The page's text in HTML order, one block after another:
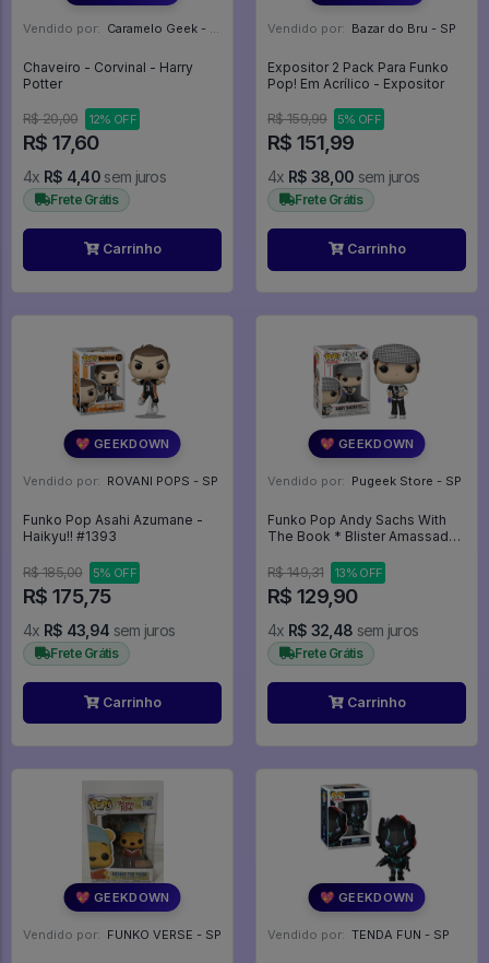
Vendido por: Caramelo Geek - DF
Chaveiro - Corvinal - Harry
Potter
R$ 20,00 12% OFF
R$ 17,60
4x R$ 4,40 sem juros
Frete Grátis
Carrinho
Vendido por: Bazar do Bru - SP
Expositor 2 Pack Para Funko
Pop! Em Acrílico - Expositor
R$ 159,99 5% OFF
R$ 151,99
4x R$ 38,00 sem juros
Frete Grátis
Carrinho
💖 GEEKDOWN
Vendido por: ROVANI POPS - SP
Funko Pop Asahi Azumane -
Haikyu!! #1393
R$ 185,00 5% OFF
R$ 175,75
4x R$ 43,94 sem juros
Frete Grátis
Carrinho
💖 GEEKDOWN
Vendido por: Pugeek Store - SP
Funko Pop Andy Sachs With
The Book * Blister Amassado
#2042
R$ 149,31 13% OFF
R$ 129,90
4x R$ 32,48 sem juros
Frete Grátis
Carrinho
💖 GEEKDOWN
Vendido por: FUNKO VERSE - SP
💖 GEEKDOWN
Vendido por: TENDA FUN - SP